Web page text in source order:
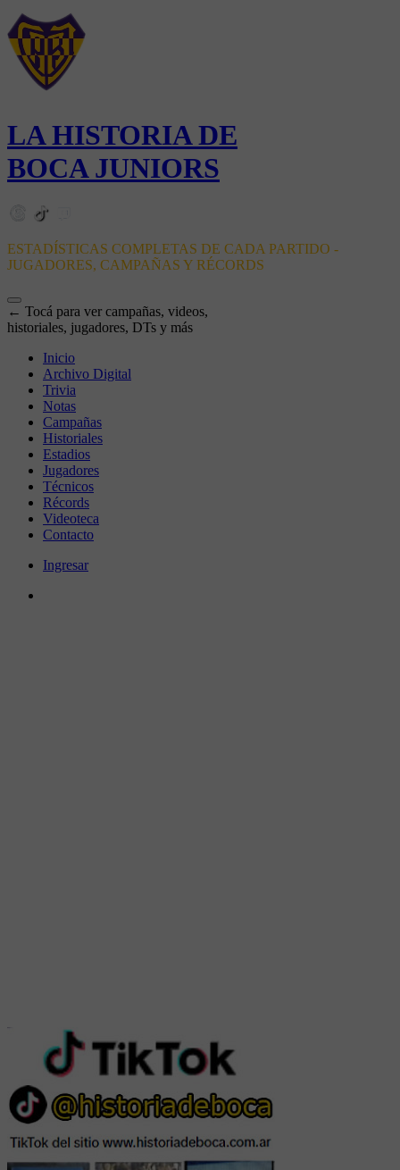
LA HISTORIA DE
BOCA JUNIORS
ESTADÍSTICAS COMPLETAS DE CADA PARTIDO -
JUGADORES, CAMPAÑAS Y RÉCORDS
← Tocá para ver campañas, videos,
historiales, jugadores, DTs y más
Inicio
Archivo Digital
Trivia
Notas
Campañas
Historiales
Estadios
Jugadores
Técnicos
Récords
Videoteca
Contacto
Ingresar